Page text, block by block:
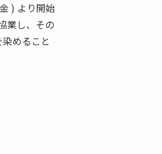
) より開始
業し、その
めること